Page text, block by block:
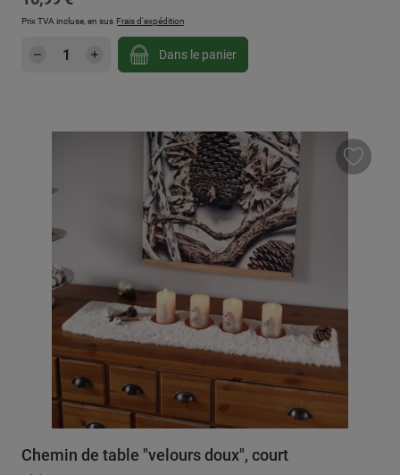
Prix TVA incluse, en sus Frais d'expédition
Quantité de produit : Entrez la quantité
Dans le panier
Chemin de table "velours doux", court